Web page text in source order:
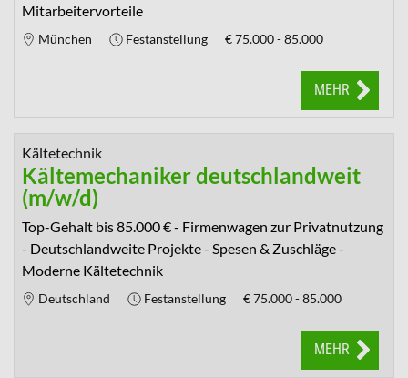
Mitarbeitervorteile
München Festanstellung €75.000 - 85.000
MEHR
Kältetechnik
Kältemechaniker deutschlandweit
(m/w/d)
Top-Gehalt bis 85.000 € - Firmenwagen zur Privatnutzung
- Deutschlandweite Projekte - Spesen & Zuschläge -
Moderne Kältetechnik
Deutschland Festanstellung €75.000 - 85.000
MEHR